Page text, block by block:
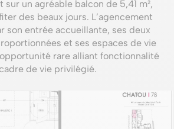
sur un agréable balcon de 5,41 m²,
des beaux jours. L’agencement
son entrée accueillante, ses deux
et ses espaces de vie
rare alliant fonctionnalité
de vie privilégié.